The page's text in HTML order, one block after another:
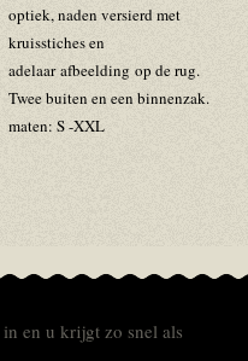
optiek,naden versierdmet
kruisstichesen
adelaarafbeelding op derug.
Tweebuiten eneen binnenzak.
maten: S-XXL
en u krijgt zo snel als